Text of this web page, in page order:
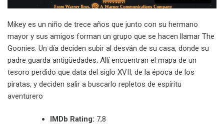
Mikey es un niño de trece años que junto con su hermano
mayor y sus amigos forman un grupo que se hacen llamar The
Goonies. Un día deciden subir al desván de su casa, donde su
padre guarda antigüedades. Allí encuentran el mapa de un
tesoro perdido que data del siglo XVII, de la época de los
piratas, y deciden salir a buscarlo repletos de espíritu
aventurero
IMDb Rating: 7,8